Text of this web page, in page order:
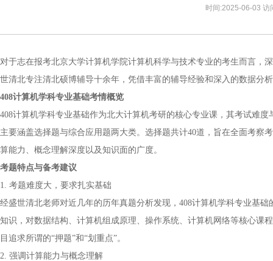
时间:2025-06-03 访
对于志在报考北京大学计算机学院计算机科学与技术专业的考生而言，
世清北专注清北硕博辅导十余年，凭借丰富的辅导经验和深入的数据分
408计算机学科专业基础考情概览
408计算机学科专业基础作为北大计算机考研的核心专业课，其考试难
主要涵盖选择题与综合应用题两大类。选择题共计40道，旨在全面考察
算能力、概念理解深度以及知识面的广度。
考题特点与备考建议
1. 考题难度大，要求扎实基础
经盛世清北老师对近几年的历年真题分析发现，408计算机学科专业基
知识，对数据结构、计算机组成原理、操作系统、计算机网络等核心课
目追求所谓的“押题”和“划重点”。
2. 强调计算能力与概念理解